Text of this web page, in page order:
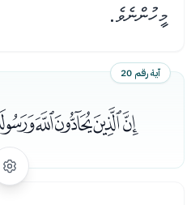
މީހުންނެވެ.
آية رقم 20